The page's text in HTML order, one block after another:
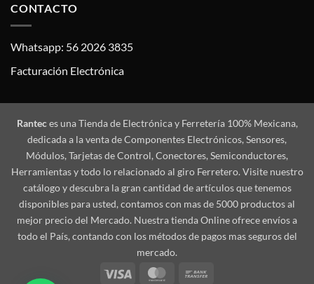
CONTACTO
Whatsapp: 56 2026 3835
Facturación Electrónica
Ranteces una Tienda de Electrónica y Ferretería 100% Mexicana,
dedicada a la venta de Componentes Electrónicos, Sensores,
Módulos, Tarjetas de Control, Conectores, Semiconductores,
Herramientas y todo lo relacionado al giro Ferretero. Visite nuestro
catálogo y descubra la gran cantidad de artículos que tenemos
disponibles para usted, contamos con mas de 5000 productos al
mejor precio del Mercado. Nuestra tienda Online ofrece envíos a
todo el País, contando con los métodos de pagos mas seguros del
mercado.
Visa
MasterCard